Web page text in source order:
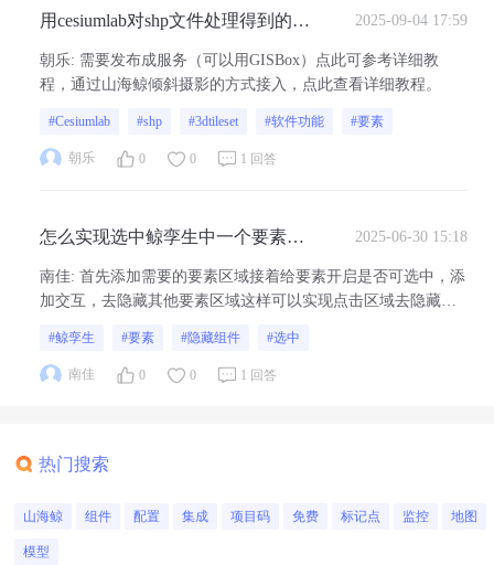
用cesiumlab对shp文件处理得到的
2025-09-04 17:59
朝乐: 需要发布成服务（可以用GISBox）点此可参考详细教
程，通过山海鲸倾斜摄影的方式接入，点此查看详细教程。
#Cesiumlab #shp #3dtileset #软件功能 #要素
朝乐 0 0 1 回答
怎么实现选中鲸孪生中一个要素区
2025-06-30 15:18
南佳: 首先添加需要的要素区域接着给要素开启是否可选中，添
加交互，去隐藏其他要素区域这样可以实现点击区域去隐藏其
#鲸孪生 #要素 #隐藏组件 #选中
南佳 0 0 1 回答
热门搜索
山海鲸 组件 配置 集成 项目码 免费 标记点 监控 地图
模型